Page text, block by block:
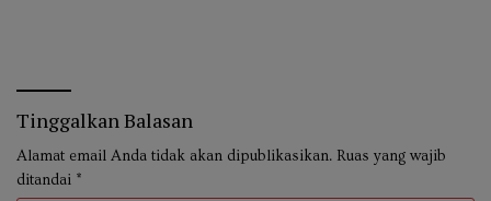
Tinggalkan Balasan
Alamat email Anda tidak akan dipublikasikan. Ruas yang wajib
ditandai *